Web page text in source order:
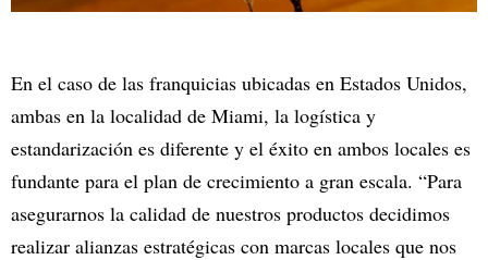
En el caso de las franquicias ubicadas en Estados Unidos,
ambas en la localidad de Miami, la logística y
estandarización es diferente y el éxito en ambos locales es
fundante para el plan de crecimiento a gran escala. “Para
asegurarnos la calidad de nuestros productos decidimos
realizar alianzas estratégicas con marcas locales que nos